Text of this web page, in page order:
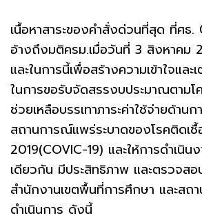
เนื้อหาสาระของคำสั่งด่วนที่สุด ที่ศ
อ้างถึงมติครม.เมื่อวันที่ 3 สิงหาคม
และในการนี้เพื่อสร้างความเข้าใจแล
ในการขอรับจัดสรรงบประมาณตามโ
ช่วยเหลือบรรเทาภาระค่าใช้จ่ายด้าน
สถานการณ์แพร่ระบาดของโรคติดเชื้
2019(COVIC-19) และให้การดำเนิน
เดียวกัน มีประสิทธิภาพ และตรวจสอ
สำนักงานเขตพื้นที่การศึกษา และสถ
ดำเนินการ ดังนี้